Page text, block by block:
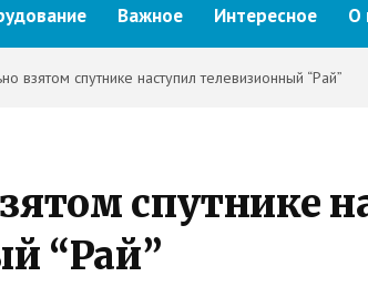
Важное Интересное О
взятом спутнике наступил телевизионный “Рай”
спутнике
“Рай”